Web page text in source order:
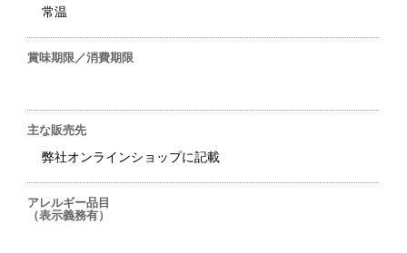
常温
賞味期限／消費期限
主な販売先
弊社オンラインショップに記載
アレルギー品目
（表示義務有）